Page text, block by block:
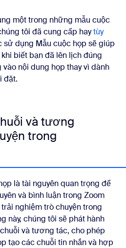
một trong những mẫu cuộc
tôi đã cung cấp haytùy
sử dụng Mẫu cuộc họp sẽ giúp
biết bạn đã lên lịch đúng
nội dung họp thay vì dành
đặt.
và tương
trong
là tài nguyên quan trọng để
và bình luận trong Zoom
nghiệm trò chuyện trong
này, chúng tôi sẽ phát hành
và tương tác, cho phép
tạo các chuỗi tin nhắn và hợp